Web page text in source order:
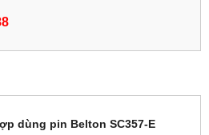
dùng pin Belton SC357-E